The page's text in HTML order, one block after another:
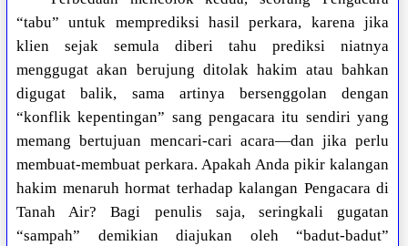
“tabu” untuk memprediksi hasil perkara, karena jika
klien sejak semula diberi tahu prediksi niatnya
menggugat akan berujung ditolak hakim atau bahkan
digugat balik, sama artinya bersenggolan dengan
“konflik kepentingan” sang pengacara itu sendiri yang
memang bertujuan mencari-cari acara—dan jika perlu
membuat-membuat perkara. Apakah Anda pikir kalangan
hakim menaruh hormat terhadap kalangan Pengacara di
Tanah Air? Bagi penulis saja, seringkali gugatan
“sampah” demikian diajukan oleh “badut-badut”